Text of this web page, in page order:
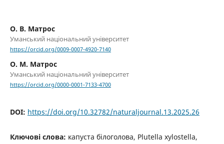
О. В. Матрос
Уманський національний університет
https://orcid.org/0009-0007-4920-7140
О. М. Матрос
Уманський національний університет
https://orcid.org/0000-0001-7133-4700
DOI: https://doi.org/10.32782/naturaljournal.13.2025.26
Ключові слова: капуста білоголова, Plutella xylostella,